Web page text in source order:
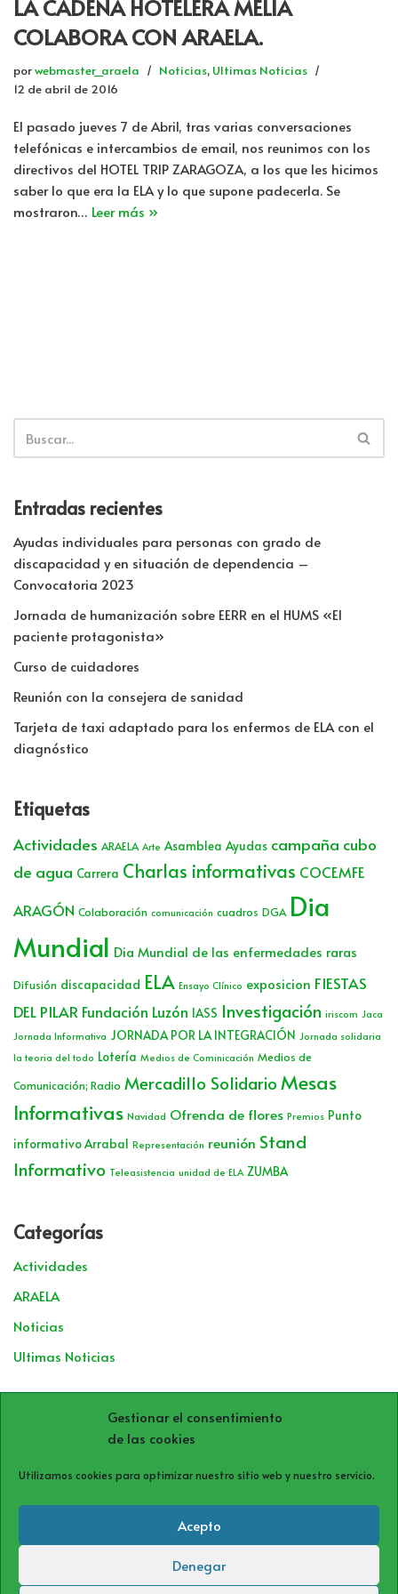
Gestionar el consentimiento
de las cookies
Utilizamos cookies para optimizar nuestro sitio web y nuestro servicio.
Acepto
Denegar
LA CADENA HOTELERA MELIÁ
COLABORA CON ARAELA.
porwebmaster_araela Noticias, Ultimas Noticias
12 de abril de 2016
El pasado jueves 7 de Abril, tras varias conversaciones
telefónicas e intercambios de email, nos reunimos con los
directivos del HOTEL TRIP ZARAGOZA, a los que les hicimos
saber lo que era la ELA y lo que supone padecerla. Se
mostraron… Leer más »
Entradas recientes
Ayudas individuales para personas con grado de
discapacidad y en situación de dependencia –
Convocatoria 2023
Jornada de humanización sobre EERR en el HUMS «El
paciente protagonista»
Curso de cuidadores
Reunión con la consejera de sanidad
Tarjeta de taxi adaptado para los enfermos de ELA con el
diagnóstico
Etiquetas
Actividades ARAELA Arte Asamblea Ayudas campaña cubo
de agua Carrera Charlas informativas COCEMFE
ARAGÓN Colaboración comunicación cuadros DGA Dia
Mundial Dia Mundial de las enfermedades raras
Difusión discapacidad ELA Ensayo Clínico exposicion FIESTAS
DEL PILAR Fundación Luzón IASS Investigación iriscom Jaca
Jornada Informativa JORNADA POR LA INTEGRACIÓN Jornada solidaria
la teoria del todo Lotería Medios de Cominicación Medios de
Comunicación; Radio Mercadillo SolidarioMesas
Informativas Navidad Ofrenda de flores Premios Punto
informativo Arrabal Representación reunión Stand
Informativo Teleasistencia unidad de ELA ZUMBA
Categorías
Actividades
ARAELA
Noticias
Ultimas Noticias
Política de privacidad